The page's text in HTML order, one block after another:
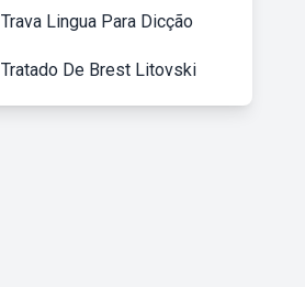
Trava Lingua Para Dicção
Tratado De Brest Litovski